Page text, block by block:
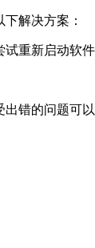
解决方案：
重新启动软
错的问题可